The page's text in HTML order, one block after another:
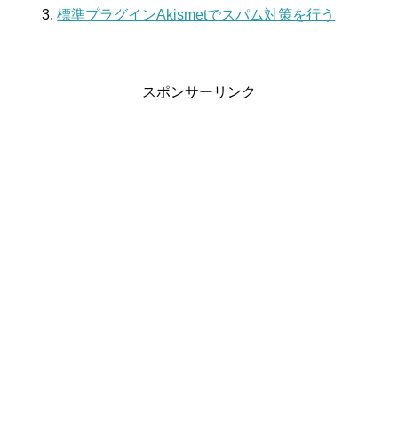
標準プラグインAkismetでスパム対策を行う
スポンサーリンク